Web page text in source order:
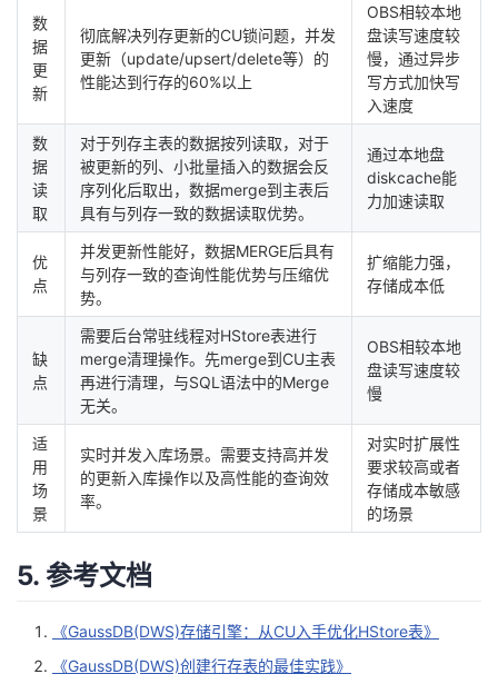
数
据
更
新
彻底解决列存更新的CU锁问题，并发
更新（update/upsert/delete等）的
性能达到行存的60%以上
OBS相较本地
盘读写速度较
慢，通过异步
写方式加快写
入速度
数
据
读
取
对于列存主表的数据按列读取，对于
被更新的列、小批量插入的数据会反
序列化后取出，数据merge到主表后
具有与列存一致的数据读取优势。
通过本地盘
diskcache能
力加速读取
优
点
并发更新性能好，数据MERGE后具有
与列存一致的查询性能优势与压缩优
势。
扩缩能力强，
存储成本低
缺
点
需要后台常驻线程对HStore表进行
merge清理操作。先merge到CU主表
再进行清理，与SQL语法中的Merge
无关。
OBS相较本地
盘读写速度较
慢
适
用
场
景
实时并发入库场景。需要支持高并发
的更新入库操作以及高性能的查询效
率。
对实时扩展性
要求较高或者
存储成本敏感
的场景
5. 参考文档
《GaussDB(DWS)存储引擎：从CU入手优化HStore表》
《GaussDB(DWS)创建行存表的最佳实践》